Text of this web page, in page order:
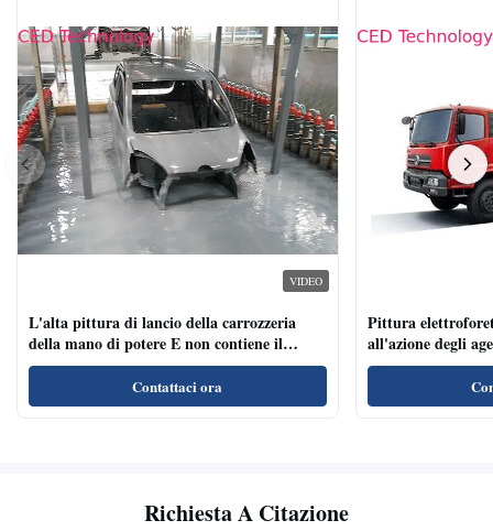
VIDEO
L'alta pittura di lancio della carrozzeria
della mano di potere E non contiene il
metallo pesante
Contattaci ora
Pittura
all'azione degli
per i veicoli
Richiesta A Citazione